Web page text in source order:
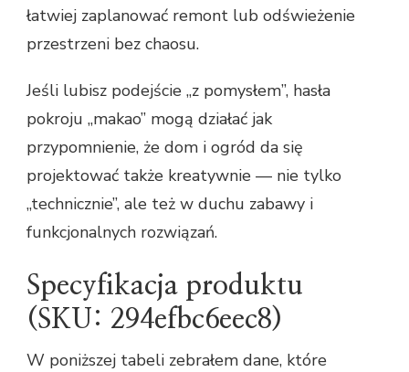
łatwiej zaplanować remont lub odświeżenie
przestrzeni bez chaosu.
Jeśli lubisz podejście „z pomysłem”, hasła
pokroju „makao” mogą działać jak
przypomnienie, że dom i ogród da się
projektować także kreatywnie — nie tylko
„technicznie”, ale też w duchu zabawy i
funkcjonalnych rozwiązań.
Specyfikacja produktu
(SKU: 294efbc6eec8)
W poniższej tabeli zebrałem dane, które